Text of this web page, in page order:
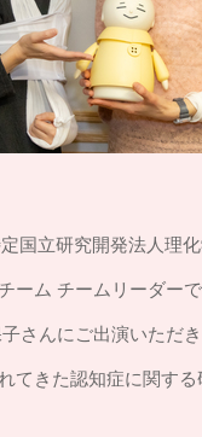
国立研究開発法人理
ーム チームリーダー
さんにご出演いただ
てきた認知症に関す